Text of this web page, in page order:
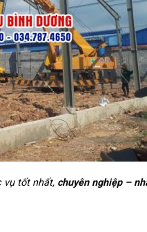
vụ tốt nhất, chuyên nghiệp –